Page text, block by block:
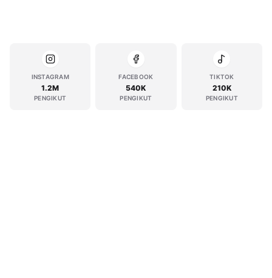
INSTAGRAM
1.2M
PENGIKUT
FACEBOOK
540K
PENGIKUT
TIKTOK
210K
PENGIKUT